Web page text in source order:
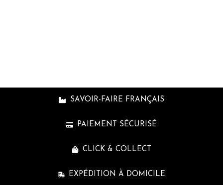
SAVOIR-FAIRE FRANÇAIS
PAIEMENT SÉCURISÉ
CLICK & COLLECT
EXPÉDITION À DOMICILE